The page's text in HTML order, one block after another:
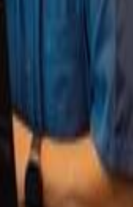
Especialista
de venta e IA
derechos